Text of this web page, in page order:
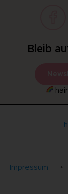
Bleib
Impressum •